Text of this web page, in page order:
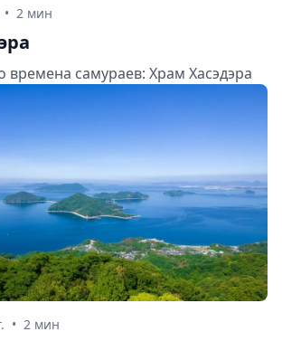
• 2 мин
времена самураев: Храм Хасэдэра
• 2 мин